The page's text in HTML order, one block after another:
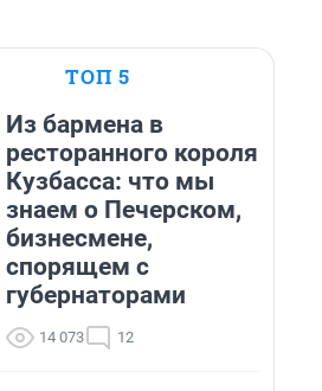
ТОП 5
Из бармена в
ресторанного короля
Кузбасса: что мы
знаем о Печерском,
бизнесмене,
спорящем с
губернаторами
14 073 12